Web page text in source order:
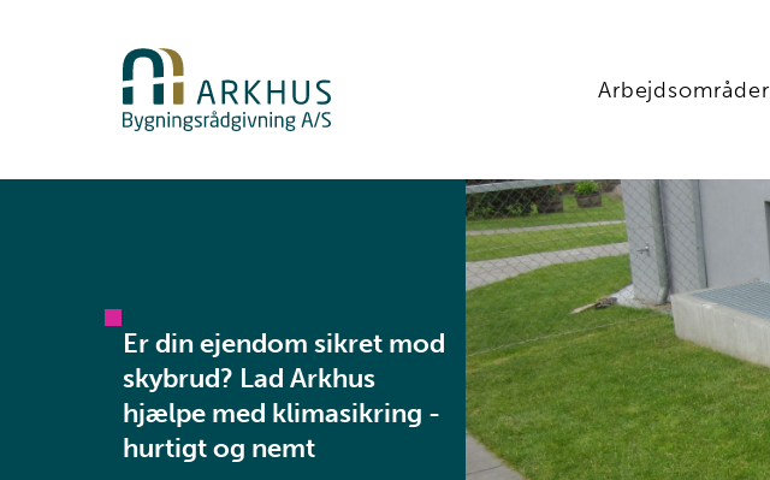
Arbejdsområder
Er din ejendom sikret mod
skybrud? Lad Arkhus
hjælpe med klimasikring -
hurtigt og nemt